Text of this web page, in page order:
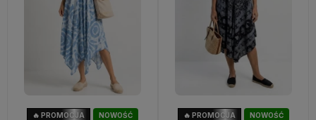
NOWOŚĆ
🔥 PROMOCJA
NOWOŚĆ
🔥 PROMOCJA